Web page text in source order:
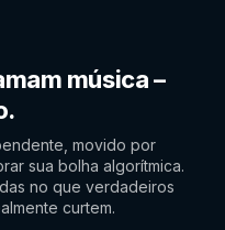
música –
movido por
sua bolha algorítmica.
no que verdadeiros
curtem.